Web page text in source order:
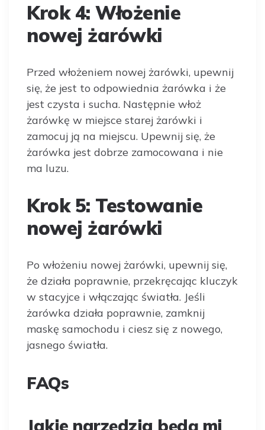
Krok 4: Włożenie
nowej żarówki
Przed włożeniem nowej żarówki, upewnij
się, że jest to odpowiednia żarówka i że
jest czysta i sucha. Następnie włoż
żarówkę w miejsce starej żarówki i
zamocuj ją na miejscu. Upewnij się, że
żarówka jest dobrze zamocowana i nie
ma luzu.
Krok 5: Testowanie
nowej żarówki
Po włożeniu nowej żarówki, upewnij się,
że działa poprawnie, przekręcając kluczyk
w stacyjce i włączając światła. Jeśli
żarówka działa poprawnie, zamknij
maskę samochodu i ciesz się z nowego,
jasnego światła.
FAQs
Jakie narzędzia będą mi